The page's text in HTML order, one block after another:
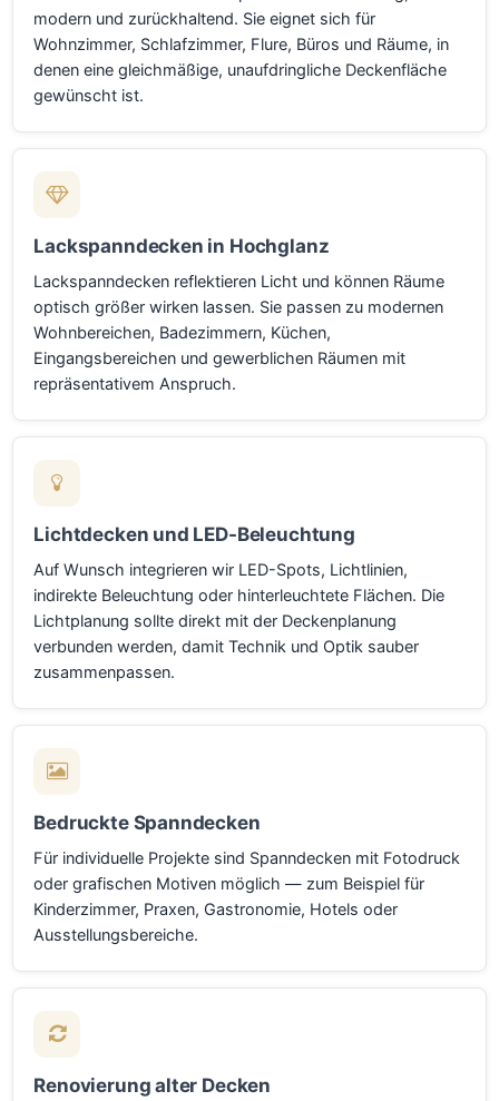
modern und zurückhaltend. Sie eignet sich für
Wohnzimmer, Schlafzimmer, Flure, Büros und Räume, in
denen eine gleichmäßige, unaufdringliche Deckenfläche
gewünscht ist.
Lackspanndecken in Hochglanz
Lackspanndecken reflektieren Licht und können Räume
optisch größer wirken lassen. Sie passen zu modernen
Wohnbereichen, Badezimmern, Küchen,
Eingangsbereichen und gewerblichen Räumen mit
repräsentativem Anspruch.
Lichtdecken und LED-Beleuchtung
Auf Wunsch integrieren wir LED-Spots, Lichtlinien,
indirekte Beleuchtung oder hinterleuchtete Flächen. Die
Lichtplanung sollte direkt mit der Deckenplanung
verbunden werden, damit Technik und Optik sauber
zusammenpassen.
Bedruckte Spanndecken
Für individuelle Projekte sind Spanndecken mit Fotodruck
oder grafischen Motiven möglich — zum Beispiel für
Kinderzimmer, Praxen, Gastronomie, Hotels oder
Ausstellungsbereiche.
Renovierung alter Decken